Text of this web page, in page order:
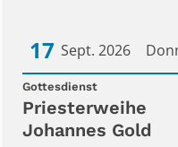
17 Sept. 2026
Datum: 17. September
Gottesdienst:
Priesterweihe
Johannes Gold